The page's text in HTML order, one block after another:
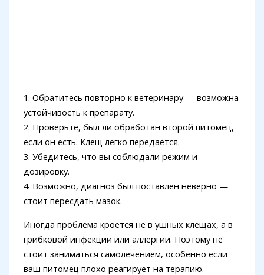
1. Обратитесь повторно к ветеринару — возможна
устойчивость к препарату.
2. Проверьте, был ли обработан второй питомец,
если он есть. Клещ легко передаётся.
3. Убедитесь, что вы соблюдали режим и
дозировку.
4. Возможно, диагноз был поставлен неверно —
стоит пересдать мазок.
Иногда проблема кроется не в ушных клещах, а в
грибковой инфекции или аллергии. Поэтому не
стоит заниматься самолечением, особенно если
ваш питомец плохо реагирует на терапию.